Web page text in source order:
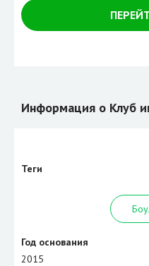
Информация о Клуб
Теги
Год основания
2015